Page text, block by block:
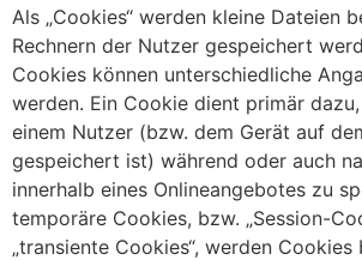
Als „Cookies“ werden kleine Dateien
Rechnern der Nutzer gespeichert
Cookies können unterschiedliche
werden. Ein Cookie dient primär
einem Nutzer (bzw. dem Gerät auf
gespeichert ist) während oder auch
innerhalb eines Onlineangebotes zu
temporäre Cookies, bzw. „Session-
„transiente Cookies“, werden